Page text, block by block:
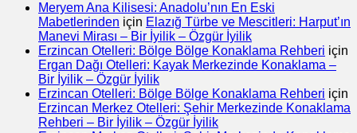
Meryem Ana Kilisesi: Anadolu’nın En Eski
Mabetlerinden için Elazığ Türbe ve Mescitleri: Harput’ın
Manevi Mirası – Bir İyilik – Özgür İyilik
Erzincan Otelleri: Bölge Bölge Konaklama Rehberi için
Ergan Dağı Otelleri: Kayak Merkezinde Konaklama –
Bir İyilik – Özgür İyilik
Erzincan Otelleri: Bölge Bölge Konaklama Rehberi için
Erzincan Merkez Otelleri: Şehir Merkezinde Konaklama
Rehberi – Bir İyilik – Özgür İyilik